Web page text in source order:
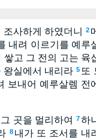
사하게 하였더니 2
내려 이르기를 예루
고 그 전의 고는 육
왕실에서 내리라 5 또
보내어 예루살렘 전
곳을 멀리하여 7하
8 내가 또 조서를 내